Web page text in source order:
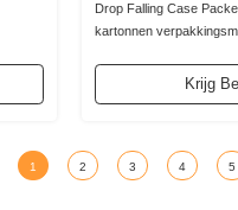
Drop Falling Case
kartonnen
Krijg
1 2 3 4 5